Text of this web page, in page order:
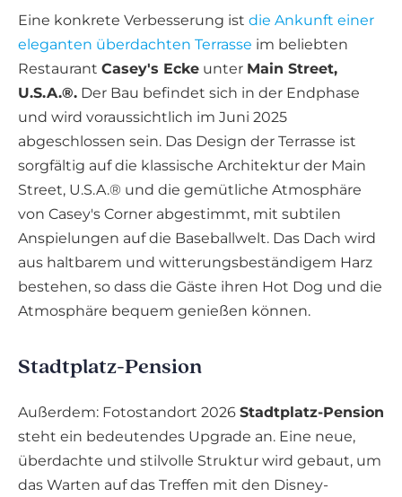
Eine konkrete Verbesserung ist die Ankunft einer
eleganten überdachten Terrasse im beliebten
Restaurant Casey's Ecke unter Main Street,
U.S.A.®. Der Bau befindet sich in der Endphase
und wird voraussichtlich im Juni 2025
abgeschlossen sein. Das Design der Terrasse ist
sorgfältig auf die klassische Architektur der Main
Street, U.S.A.® und die gemütliche Atmosphäre
von Casey's Corner abgestimmt, mit subtilen
Anspielungen auf die Baseballwelt. Das Dach wird
aus haltbarem und witterungsbeständigem Harz
bestehen, so dass die Gäste ihren Hot Dog und die
Atmosphäre bequem genießen können.
Stadtplatz-Pension
Außerdem: Fotostandort 2026 Stadtplatz-Pension
steht ein bedeutendes Upgrade an. Eine neue,
überdachte und stilvolle Struktur wird gebaut, um
das Warten auf das Treffen mit den Disney-